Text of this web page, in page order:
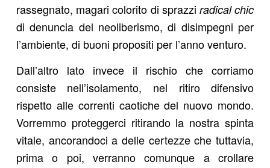
rassegnato, magari colorito di sprazzi radical chic
di denuncia del neoliberismo, di disimpegni per
l’ambiente, di buoni propositi per l’anno venturo.
Dall’altro lato invece il rischio che corriamo
consiste nell’isolamento, nel ritiro difensivo
rispetto alle correnti caotiche del nuovo mondo.
Vorremmo proteggerci ritirando la nostra spinta
vitale, ancorandoci a delle certezze che tuttavia,
prima o poi, verranno comunque a crollare